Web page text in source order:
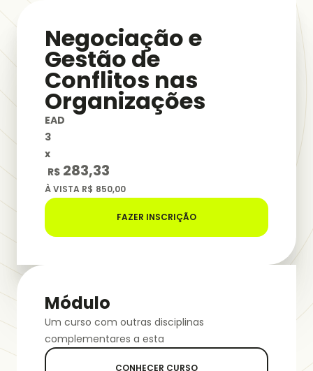
Negociação e
Gestão de
Conflitos nas
Organizações
EAD
3
x
R$ 283,33
À VISTA R$ 850,00
FAZER INSCRIÇÃO
Módulo
Um curso com outras disciplinas
complementares a esta
CONHECER CURSO